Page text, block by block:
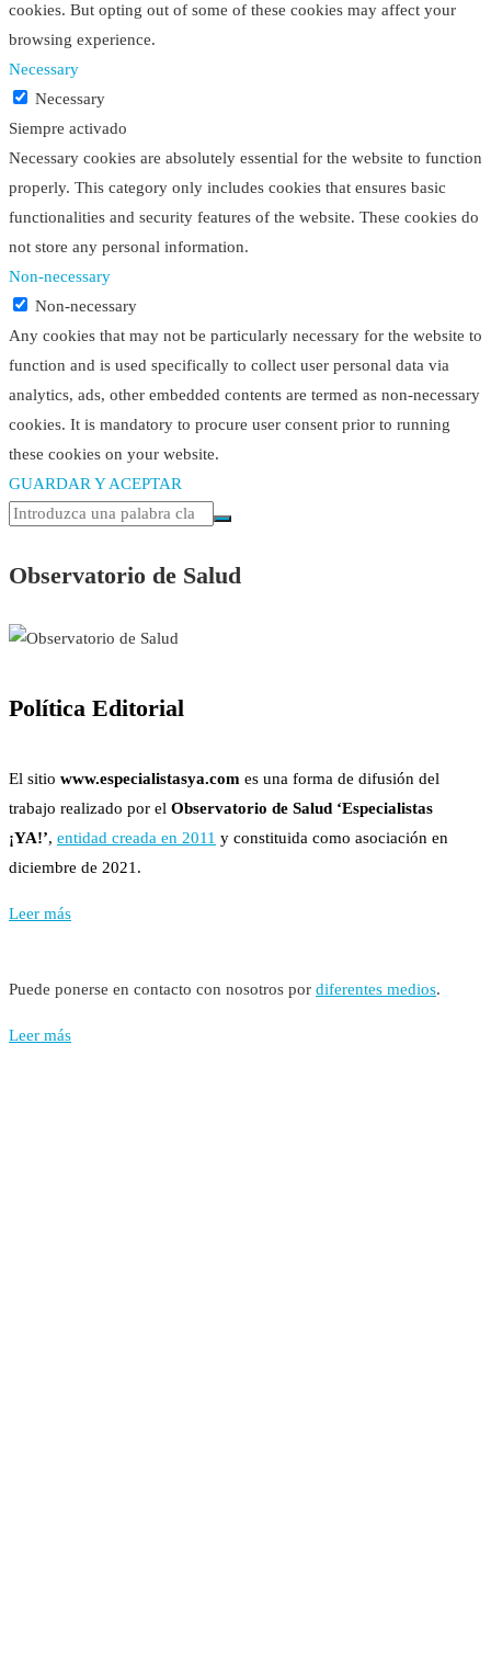
cookies. But opting out of some of these cookies may affect your
browsing experience.
Necessary
Necessary
Siempre activado
Necessary cookies are absolutely essential for the website to function
properly. This category only includes cookies that ensures basic
functionalities and security features of the website. These cookies do
not store any personal information.
Non-necessary
Non-necessary
Any cookies that may not be particularly necessary for the website to
function and is used specifically to collect user personal data via
analytics, ads, other embedded contents are termed as non-necessary
cookies. It is mandatory to procure user consent prior to running
these cookies on your website.
GUARDAR Y ACEPTAR
Observatorio de Salud
Política Editorial
El sitio www.especialistasya.com es una forma de difusión del
trabajo realizado por el Observatorio de Salud ‘Especialistas
¡YA!’, entidad creada en 2011 y constituida como asociación en
diciembre de 2021.
Leer más
Puede ponerse en contacto con nosotros por diferentes medios.
Leer más